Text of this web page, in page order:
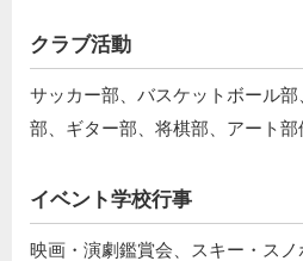
クラブ活動
サッカー部、バスケットボール
部、ギター部、将棋部、アート部
イベント学校行事
映画・演劇鑑賞会、スキー・ス